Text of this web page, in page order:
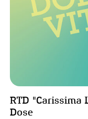
RTD
Dose